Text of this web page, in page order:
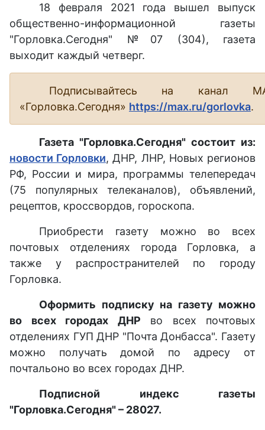
18 февраля 2021 года вышел выпуск
общественно-информационной газеты
"Горловка.Сегодня" №07 (304), газета
выходит каждый четверг.
Подписывайтесь на канал
«Горловка.Сегодня» https://max.ru/gorlovka.
Газета "Горловка.Сегодня" состоит из:
новости Горловки, ДНР, ЛНР, Новых регионов
РФ, России и мира, программы телепередач
(75 популярных телеканалов), объявлений,
рецептов, кроссвордов, гороскопа.
Приобрести газету можно во всех
почтовых отделениях города Горловка, а
также у распространителей по городу
Горловка.
Оформить подписку на газету можно
во всех городах ДНР во всех почтовых
отделениях ГУП ДНР "Почта Донбасса". Газету
можно получать домой по адресу от
почтальоно во всех городах ДНР.
Подписной индекс газеты
"Горловка.Сегодня" – 28027.